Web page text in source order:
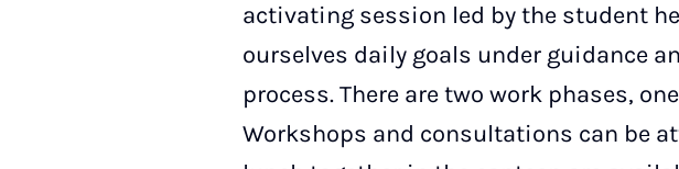
activating session led by the student
ourselves daily goals under guidance
process. There are two work phases,
Workshops and consultations can be